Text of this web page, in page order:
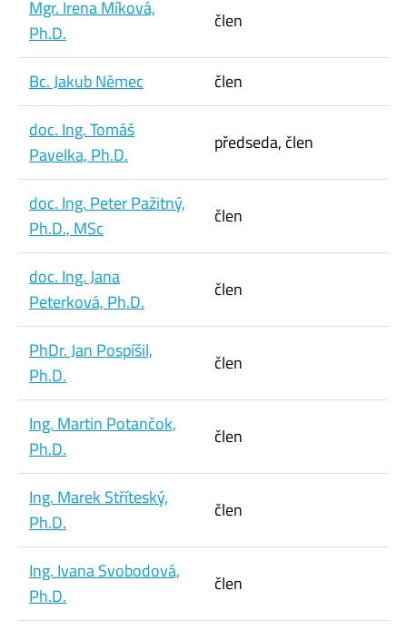
Mgr. Irena Míková,
Ph.D.
člen
Bc. Jakub Němec
člen
doc. Ing. Tomáš
Pavelka, Ph.D.
předseda, člen
doc. Ing. Peter Pažitný,
Ph.D., MSc
člen
doc. Ing. Jana
Peterková, Ph.D.
člen
PhDr. Jan Pospíšil,
Ph.D.
člen
Ing. Martin Potančok,
Ph.D.
člen
Ing. Marek Stříteský,
Ph.D.
člen
Ing. Ivana Svobodová,
Ph.D.
člen